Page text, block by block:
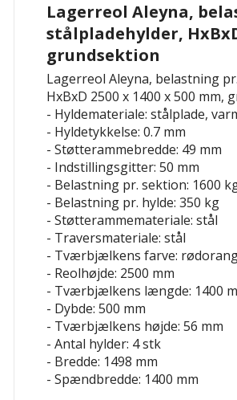
Lagerreol Aleyna,
stålpladehylder,
grundsektion
Lagerreol Aleyna, belastning
HxBxD 2500 x 1400 x 500 mm,
- Hyldemateriale: stålplade,
- Hyldetykkelse: 0.7 mm
- Støtterammebredde: 49 mm
- Indstillingsgitter: 50 mm
- Belastning pr. sektion: 1600
- Belastning pr. hylde: 350 kg
- Støtterammemateriale: stål
- Traversmateriale: stål
- Tværbjælkens farve:
- Reolhøjde: 2500 mm
- Tværbjælkens længde: 1400
- Dybde: 500 mm
- Tværbjælkens højde: 56 mm
- Antal hylder: 4 stk
- Bredde: 1498 mm
- Spændbredde: 1400 mm